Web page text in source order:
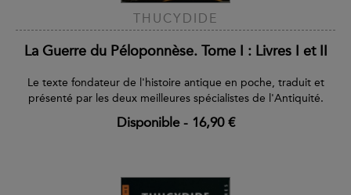
THUCYDIDE
La Guerre du Péloponnèse. Tome I : Livres I et II
Le texte fondateur de l'histoire antique en poche, traduit et
présenté par les deux meilleures spécialistes de l'Antiquité.
Disponible- 16,90 €